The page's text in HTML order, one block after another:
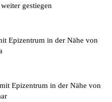
gestiegen
Epizentrum in der Nähe von
Epizentrum in der Nähe von